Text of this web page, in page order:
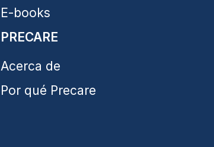
E-books
PRECARE
Acerca de
Por qué Precare